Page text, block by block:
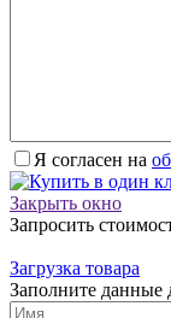
Я согласен на
Закрыть окно
Запросить
Загрузка товара
Заполните данные